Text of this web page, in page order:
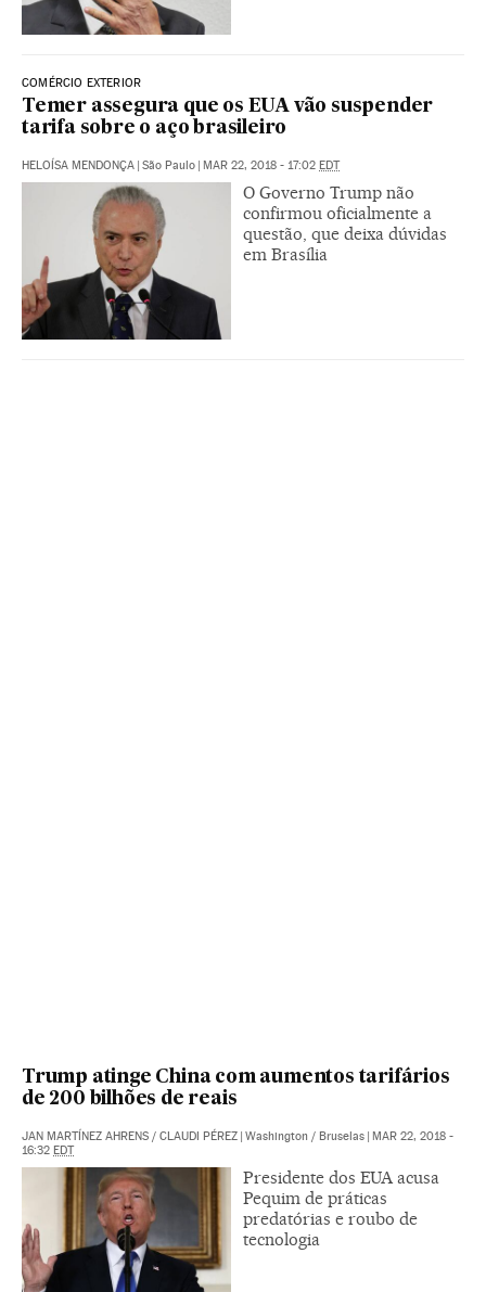
COMÉRCIO EXTERIOR
Temer assegura que os EUA vão suspender
tarifa sobre o aço brasileiro
HELOÍSA MENDONÇA | São Paulo | MAR 22, 2018 - 17:02 EDT
O Governo Trump não
confirmou oficialmente a
questão, que deixa dúvidas
em Brasília
Trump atinge China com aumentos tarifários
de 200 bilhões de reais
JAN MARTÍNEZ AHRENS / CLAUDI PÉREZ | Washington / Bruselas | MAR 22, 2018 -
16:32 EDT
Presidente dos EUA acusa
Pequim de práticas
predatórias e roubo de
tecnologia